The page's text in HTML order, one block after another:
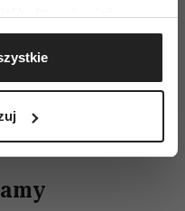
Twojej lokalizacji
nawet do kilku metrów
aktywnie
odcisk palca)
plików cookie możesz
się nauczyłam, co
Czy
co jest dla was
chcielibyście